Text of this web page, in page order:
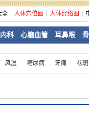
全 人体穴位图 人体经络图
科 心脑血管 耳鼻喉
风湿 糖尿病 牙痛 祛斑